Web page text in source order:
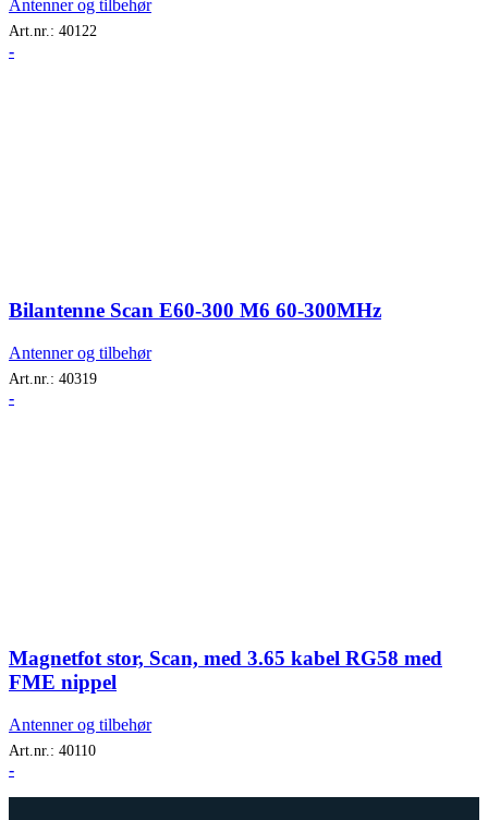
Antenner og tilbehør
Art.nr.: 40122
-
Bilantenne Scan E60-300 M6 60-300MHz
Antenner og tilbehør
Art.nr.: 40319
-
Magnetfot stor, Scan, med 3.65 kabel RG58 med
FME nippel
Antenner og tilbehør
Art.nr.: 40110
-